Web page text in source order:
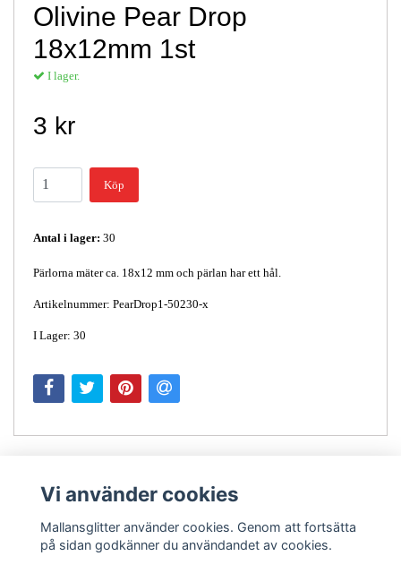
Olivine Pear Drop
18x12mm 1st
I lager.
3 kr
Köp
Antal i lager: 30
Pärlorna mäter ca. 18x12 mm och pärlan har ett hål.
Artikelnummer: PearDrop1-50230-x
I Lager: 30
Vi använder cookies
Mallansglitter använder cookies. Genom att fortsätta
på sidan godkänner du användandet av cookies.